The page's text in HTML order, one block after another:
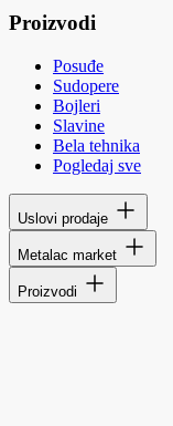
Proizvodi
Posuđe
Sudopere
Bojleri
Slavine
Bela tehnika
Pogledaj sve
Uslovi prodaje
Metalac market
Proizvodi